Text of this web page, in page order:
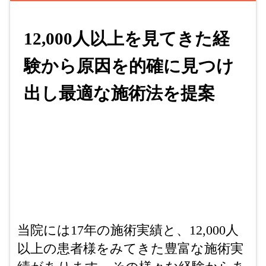
12,000人以上を見てきた経
験から 原因を的確に見つけ
出し最適な施術法を提案
当院には17年の施術実績と、12,000人
以上の患者様をみてきた豊富な施術実